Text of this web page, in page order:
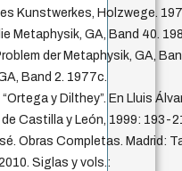
Kunstwerkes, Holzwege.
Metaphysik, GA, Band 40.
der Metaphysik, GA,
Band 2. 1977c.
y Dilthey”. En Lluis
Castilla y León, 1999: 193-
Obras Completas. Madrid:
Siglas y vols.: